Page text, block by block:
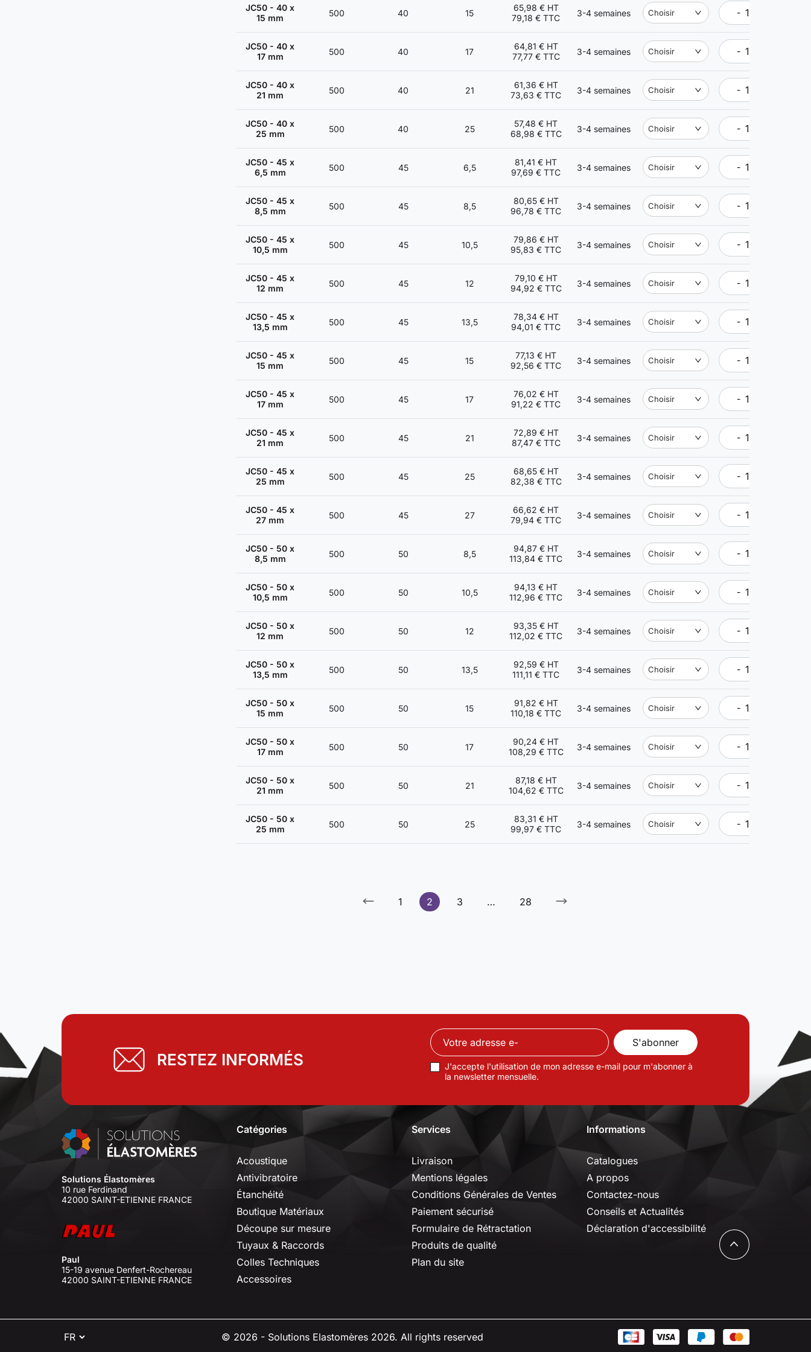
JC50 - 40 x
15 mm
500 40 15
65,98 € HT
79,18 € TTC
3-4 semaines Choisir -
JC50 - 40 x
17 mm
500 40 17
64,81 € HT
77,77 € TTC
3-4 semaines Choisir -
JC50 - 40 x
21 mm
500 40 21
61,36 € HT
73,63 € TTC
3-4 semaines Choisir -
JC50 - 40 x
25 mm
500 40 25
57,48 € HT
68,98 € TTC
3-4 semaines Choisir -
JC50 - 45 x
6,5 mm
500 45 6,5
81,41 € HT
97,69 € TTC
3-4 semaines Choisir -
JC50 - 45 x
8,5 mm
500 45 8,5
80,65 € HT
96,78 € TTC
3-4 semaines Choisir -
JC50 - 45 x
10,5 mm
500 45 10,5
79,86 € HT
95,83 € TTC
3-4 semaines Choisir -
JC50 - 45 x
12 mm
500 45 12
79,10 € HT
94,92 € TTC
3-4 semaines Choisir -
JC50 - 45 x
13,5 mm
500 45 13,5
78,34 € HT
94,01 € TTC
3-4 semaines Choisir -
JC50 - 45 x
15 mm
500 45 15
77,13 € HT
92,56 € TTC
3-4 semaines Choisir -
JC50 - 45 x
17 mm
500 45 17
76,02 € HT
91,22 € TTC
3-4 semaines Choisir -
JC50 - 45 x
21 mm
500 45 21
72,89 € HT
87,47 € TTC
3-4 semaines Choisir -
JC50 - 45 x
25 mm
500 45 25
68,65 € HT
82,38 € TTC
3-4 semaines Choisir -
JC50 - 45 x
27 mm
500 45 27
66,62 € HT
79,94 € TTC
3-4 semaines Choisir -
JC50 - 50 x
8,5 mm
500 50 8,5
94,87 € HT
113,84 € TTC
3-4 semaines Choisir -
JC50 - 50 x
10,5 mm
500 50 10,5
94,13 € HT
112,96 € TTC
3-4 semaines Choisir -
JC50 - 50 x
12 mm
500 50 12
93,35 € HT
112,02 € TTC
3-4 semaines Choisir -
JC50 - 50 x
13,5 mm
500 50 13,5
92,59 € HT
111,11 € TTC
3-4 semaines Choisir -
JC50 - 50 x
15 mm
500 50 15
91,82 € HT
110,18 € TTC
3-4 semaines Choisir -
JC50 - 50 x
17 mm
500 50 17
90,24 € HT
108,29 € TTC
3-4 semaines Choisir -
JC50 - 50 x
21 mm
500 50 21
87,18 € HT
104,62 € TTC
3-4 semaines Choisir -
JC50 - 50 x
25 mm
500 50 25
83,31 € HT
99,97 € TTC
3-4 semaines Choisir -
1 2 3 … 28
RESTEZ INFORMÉS
J'accepte l'utilisation de mon adresse e-mail pour m'abonner à
la newsletter mensuelle.
Solutions Élastomères
10 rue Ferdinand
42000 SAINT-ETIENNE FRANCE
Paul
15-19 avenue Denfert-Rochereau
42000 SAINT-ETIENNE FRANCE
Catégories
Acoustique
Antivibratoire
Étanchéité
Boutique Matériaux
Découpe sur mesure
Tuyaux & Raccords
Colles Techniques
Accessoires
Services
Livraison
Mentions légales
Conditions Générales de Ventes
Paiement sécurisé
Formulaire de Rétractation
Produits de qualité
Plan du site
Informations
Catalogues
A propos
Contactez-nous
Conseils et Actualités
Déclaration d'accessibilité
© 2026 - Solutions Elastomères 2026. All rights reserved